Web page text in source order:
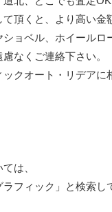
頂くと、より高い
ョベル、ホイールロ
なくご連絡下さい。
クオート・リデアに
は、
フィック」と検索